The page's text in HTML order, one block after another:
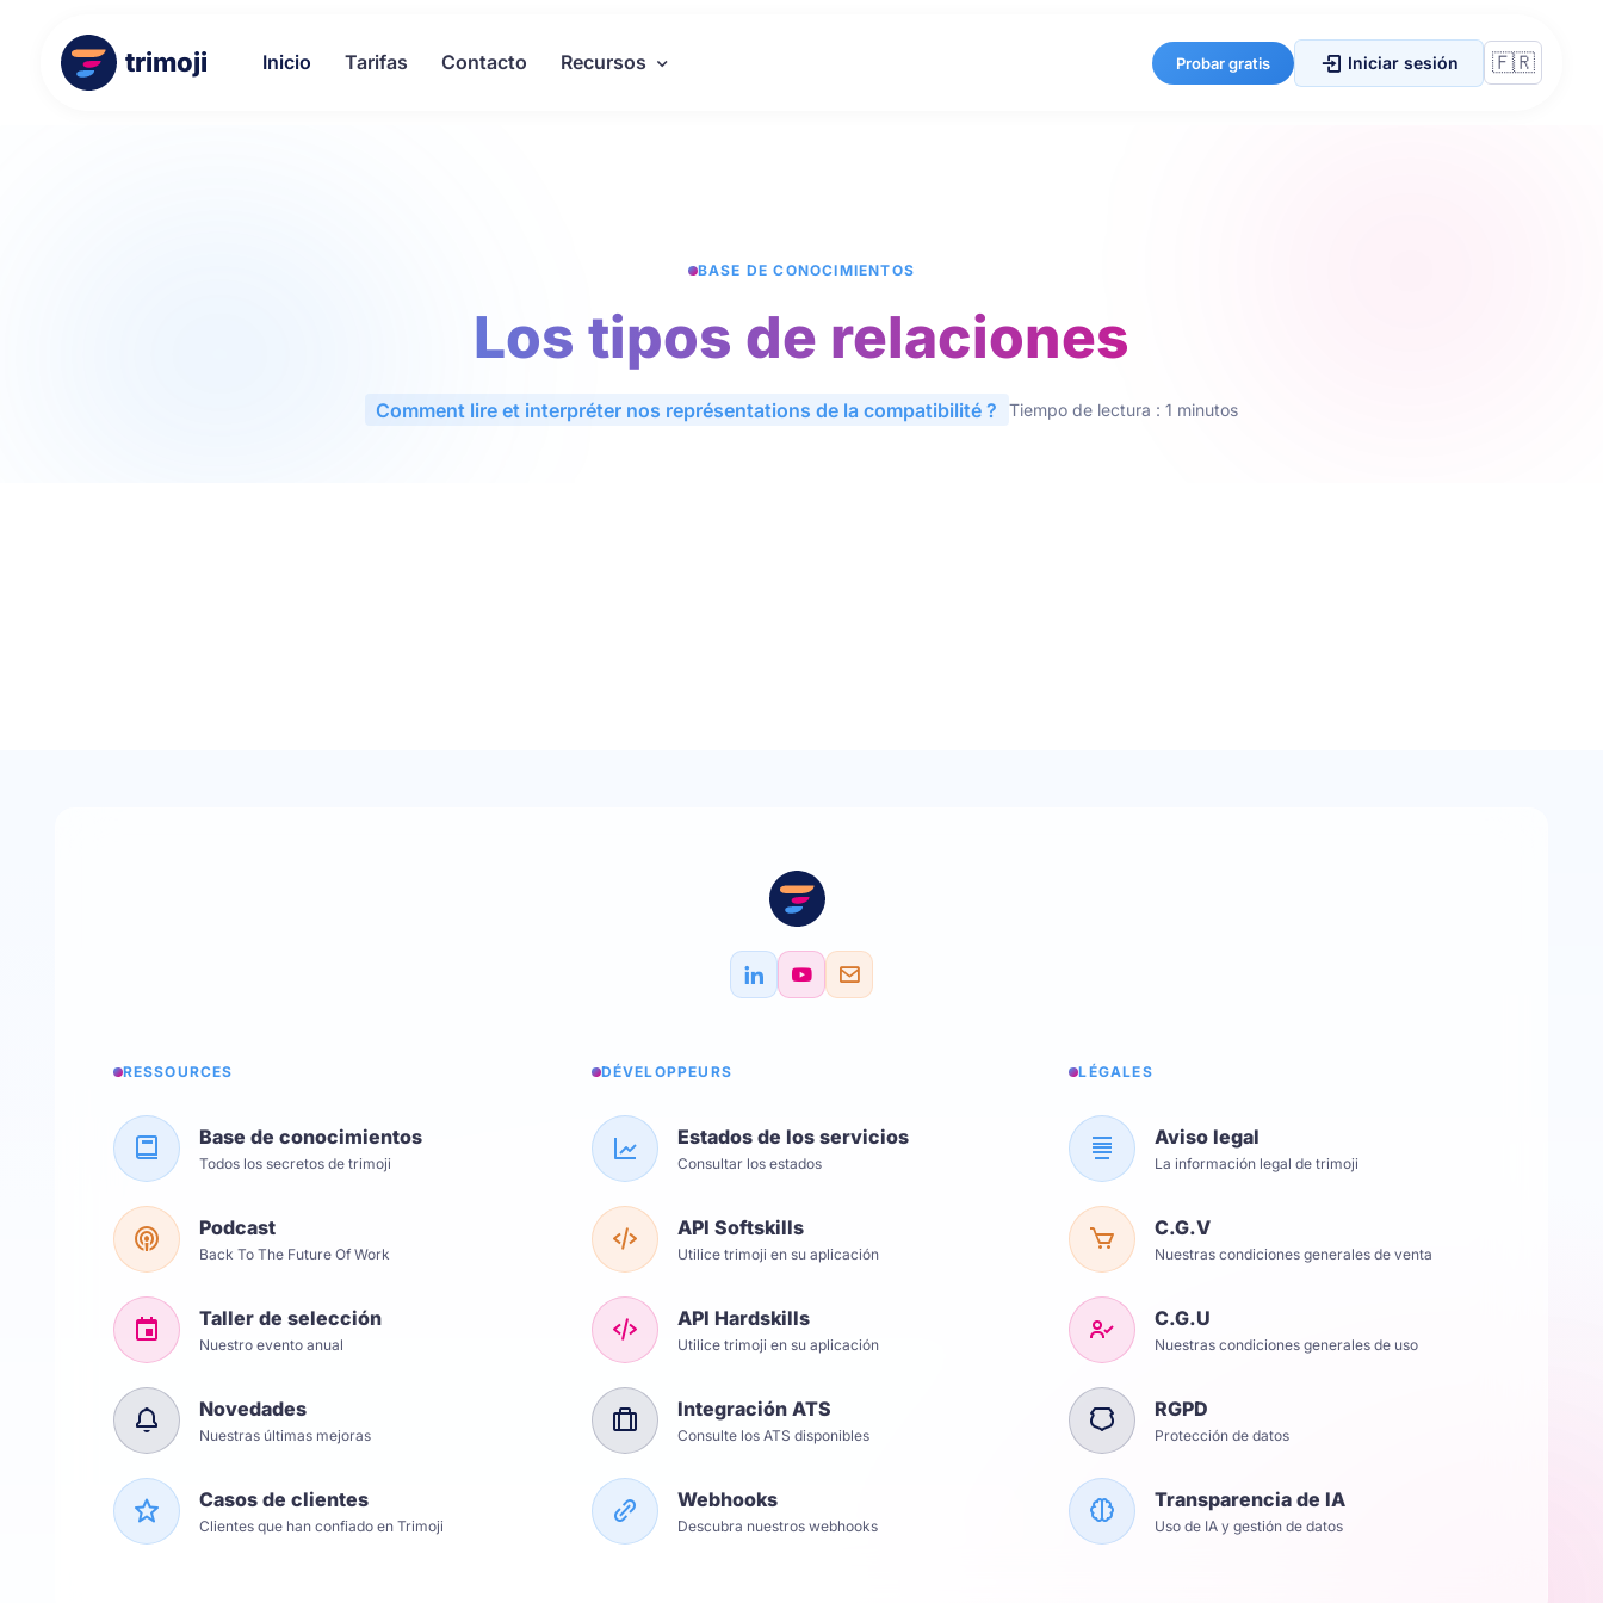
trimoji Inicio Tarifas Contacto Recursos Probar gratis Iniciar sesión
BASE DE CONOCIMIENTOS
Los tipos de relaciones
Comment lire et interpréter nos représentations de la compatibilité ? Tiempo de lectura : 1 minutos
RESSOURCES
Base de conocimientos
Todos los secretos de trimoji
Podcast
Back To The Future Of Work
Taller de selección
Nuestro evento anual
Novedades
Nuestras últimas mejoras
Casos de clientes
Clientes que han confiado en Trimoji
DÉVELOPPEURS
Estados de los servicios
Consultar los estados
API Softskills
Utilice trimoji en su aplicación
API Hardskills
Utilice trimoji en su aplicación
Integración ATS
Consulte los ATS disponibles
Webhooks
Descubra nuestros webhooks
LÉGALES
Aviso legal
La información legal de trimoji
C.G.V
Nuestras condiciones generales de venta
C.G.U
Nuestras condiciones generales de uso
RGPD
Protección de datos
Transparencia de IA
Uso de IA y gestión de datos